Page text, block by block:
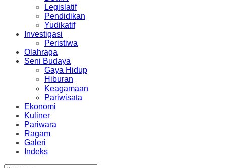
Legislatif
Pendidikan
Yudikatif
Investigasi
Peristiwa
Olahraga
Seni Budaya
Gaya Hidup
Hiburan
Keagamaan
Pariwisata
Ekonomi
Kuliner
Pariwara
Ragam
Galeri
Indeks